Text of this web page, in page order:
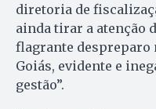
diretoria de
ainda tirar a atenção
flagrante despreparo
Goiás, evidente e
gestão”.